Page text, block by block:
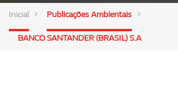
Inicial Publicações Ambientais
BANCO SANTANDER (BRASIL) S.A